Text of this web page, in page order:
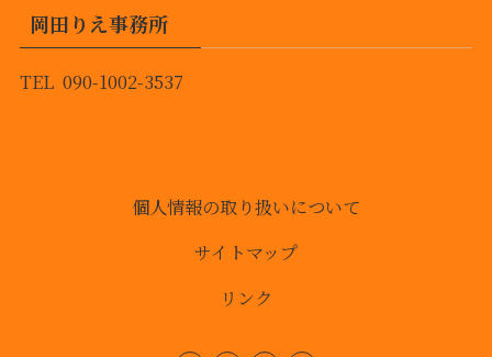
岡田りえ事務所
TEL 090-1002-3537
個人情報の取り扱いについて
サイトマップ
リンク